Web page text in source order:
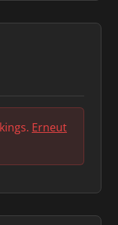
Erneut